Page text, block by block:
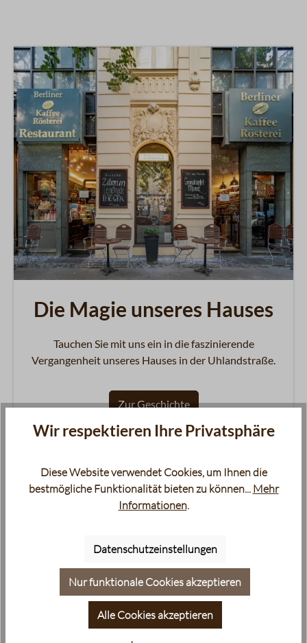
Die Magie unseres Hauses
Tauchen Sie mit uns ein in die faszinierende
Vergangenheit unseres Hauses in der Uhlandstraße.
Zur Geschichte
Wir respektieren Ihre Privatsphäre
Diese Website verwendet Cookies, um Ihnen die
bestmögliche Funktionalität bieten zu können... Mehr
Informationen.
Datenschutzeinstellungen
Nur funktionale Cookies akzeptieren
Alle Cookies akzeptieren